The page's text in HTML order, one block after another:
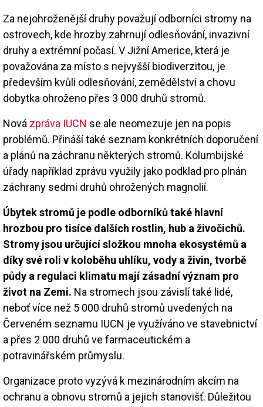
Za nejohroženější druhy považují odborníci stromy na
ostrovech, kde hrozby zahrnují odlesňování, invazivní
druhy a extrémní počasí. V Jižní Americe, která je
považována za místo s nejvyšší biodiverzitou, je
především kvůli odlesňování, zemědělství a chovu
dobytka ohroženo přes 3 000 druhů stromů.
Nová zpráva IUCN se ale neomezuje jen na popis
problémů. Přináší také seznam konkrétních doporučení
a plánů na záchranu některých stromů. Kolumbijské
úřady například zprávu využily jako podklad pro plnán
záchrany sedmi druhů ohrožených magnolií.
Úbytek stromů je podle odborníků také hlavní
hrozbou pro tisíce dalších rostlin, hub a živočichů.
Stromy jsou určující složkou mnoha ekosystémů a
díky své roli v koloběhu uhlíku, vody a živin, tvorbě
půdy a regulaci klimatu mají zásadní význam pro
život na Zemi. Na stromech jsou závislí také lidé,
neboť více než 5 000 druhů stromů uvedených na
Červeném seznamu IUCN je využíváno ve stavebnictví
a přes 2 000 druhů ve farmaceutickém a
potravinářském průmyslu.
Organizace proto vyzývá k mezinárodním akcím na
ochranu a obnovu stromů a jejich stanovišť. Důležitou